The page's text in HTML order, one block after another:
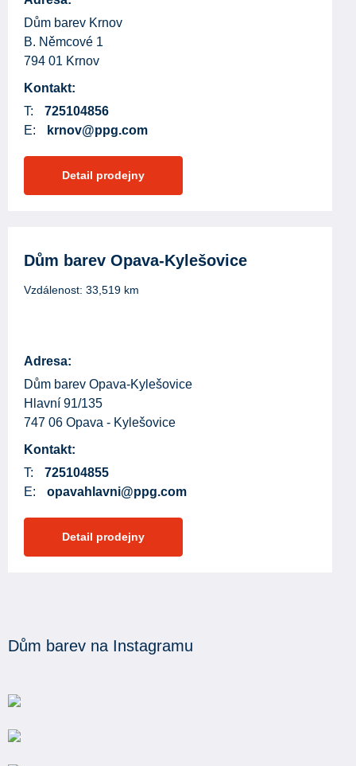
Dům barev Krnov
B. Němcové 1
794 01 Krnov
Kontakt:
T:
725104856
E:
krnov@ppg.com
Detail prodejny
Dům barev Opava-Kylešovice
Vzdálenost: 33,519 km
Adresa:
Dům barev Opava-Kylešovice
Hlavní 91/135
747 06 Opava - Kylešovice
Kontakt:
T:
725104855
E:
opavahlavni@ppg.com
Detail prodejny
Dům barev na Instagramu